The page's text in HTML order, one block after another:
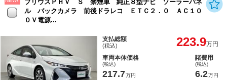
プリウスＰＨＶ Ｓ 禁煙車 純正８型ナビ ソーラーパネ
ル バックカメラ 前後ドラレコ ＥＴＣ２．０ ＡＣ１０
０Ｖ電源...
支払総額
(税込) 223.9万円
車両本体価格
(税込)
217.7万円
諸費用
(税込)
6.2万円